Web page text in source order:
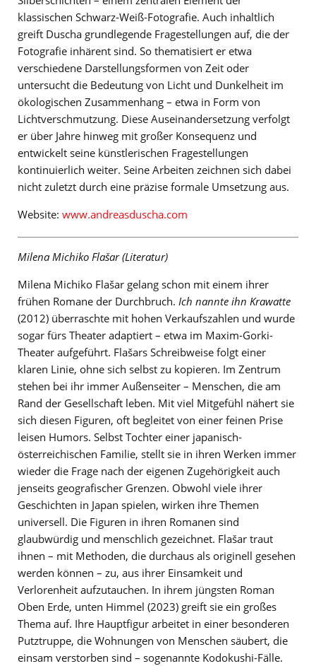
klassischen Schwarz-Weiß-Fotografie. Auch inhaltlich
greift Duscha grundlegende Fragestellungen auf, die der
Fotografie inhärent sind. So thematisiert er etwa
verschiedene Darstellungsformen von Zeit oder
untersucht die Bedeutung von Licht und Dunkelheit im
ökologischen Zusammenhang – etwa in Form von
Lichtverschmutzung. Diese Auseinandersetzung verfolgt
er über Jahre hinweg mit großer Konsequenz und
entwickelt seine künstlerischen Fragestellungen
kontinuierlich weiter. Seine Arbeiten zeichnen sich dabei
nicht zuletzt durch eine präzise formale Umsetzung aus.
Website: www.andreasduscha.com
Milena Michiko Flašar (Literatur)
Milena Michiko Flašar gelang schon mit einem ihrer
frühen Romane der Durchbruch. Ich nannte ihn Krawatte
(2012) überraschte mit hohen Verkaufszahlen und wurde
sogar fürs Theater adaptiert – etwa im Maxim-Gorki-
Theater aufgeführt. Flašars Schreibweise folgt einer
klaren Linie, ohne sich selbst zu kopieren. Im Zentrum
stehen bei ihr immer Außenseiter – Menschen, die am
Rand der Gesellschaft leben. Mit viel Mitgefühl nähert sie
sich diesen Figuren, oft begleitet von einer feinen Prise
leisen Humors. Selbst Tochter einer japanisch-
österreichischen Familie, stellt sie in ihren Werken immer
wieder die Frage nach der eigenen Zugehörigkeit auch
jenseits geografischer Grenzen. Obwohl viele ihrer
Geschichten in Japan spielen, wirken ihre Themen
universell. Die Figuren in ihren Romanen sind
glaubwürdig und menschlich gezeichnet. Flašar traut
ihnen – mit Methoden, die durchaus als originell gesehen
werden können – zu, aus ihrer Einsamkeit und
Verlorenheit aufzutauchen. In ihrem jüngsten Roman
Oben Erde, unten Himmel (2023) greift sie ein großes
Thema auf. Ihre Hauptfigur arbeitet in einer besonderen
Putztruppe, die Wohnungen von Menschen säubert, die
einsam verstorben sind – sogenannte Kodokushi-Fälle.